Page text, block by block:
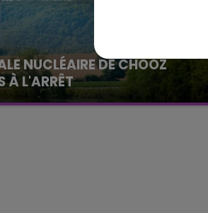
NUCLÉAIRE DE CHOOZ
À L'ARRÊT
une semaine que la centrale
19h15 - 20h00
LA RADIO POP